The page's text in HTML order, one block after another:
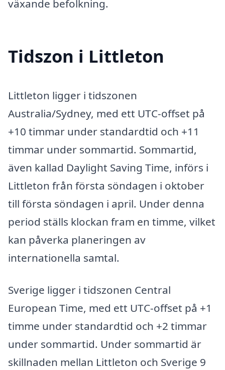
växande befolkning.
Tidszon i Littleton
Littleton ligger i tidszonen
Australia/Sydney, med ett UTC-offset på
+10 timmar under standardtid och +11
timmar under sommartid. Sommartid,
även kallad Daylight Saving Time, införs i
Littleton från första söndagen i oktober
till första söndagen i april. Under denna
period ställs klockan fram en timme, vilket
kan påverka planeringen av
internationella samtal.
Sverige ligger i tidszonen Central
European Time, med ett UTC-offset på +1
timme under standardtid och +2 timmar
under sommartid. Under sommartid är
skillnaden mellan Littleton och Sverige 9